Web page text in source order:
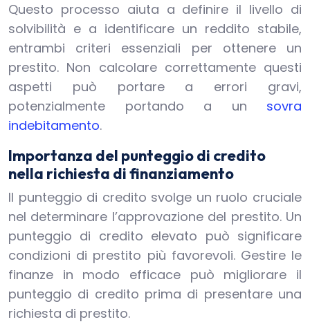
Questo processo aiuta a definire il livello di
solvibilità e a identificare un reddito stabile,
entrambi criteri essenziali per ottenere un
prestito. Non calcolare correttamente questi
aspetti può portare a errori gravi,
potenzialmente portando a un sovra
indebitamento.
Importanza del punteggio di credito
nella richiesta di finanziamento
Il punteggio di credito svolge un ruolo cruciale
nel determinare l’approvazione del prestito. Un
punteggio di credito elevato può significare
condizioni di prestito più favorevoli. Gestire le
finanze in modo efficace può migliorare il
punteggio di credito prima di presentare una
richiesta di prestito.